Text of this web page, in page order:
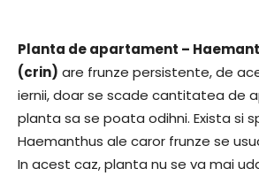
Planta de apartament –
(crin) are frunze persistente, de
iernii, doar se scade cantitatea de
planta sa se poata odihni. Exista si
Haemanthus ale caror frunze se
In acest caz, planta nu se va mai